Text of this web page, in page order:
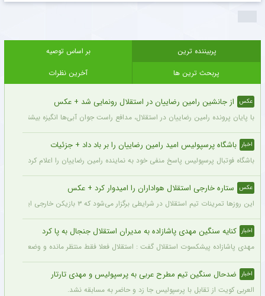
پربیننده ترین
بر اساس توصیه
پربحث ترین ها
آخرین نظرات
عکس از جانشین رامین رضاییان در استقلال رونمایی شد + عکس
با پایان پرونده رامین رضاییان در استقلال، مدافع راست جوان آبی‌ها انگیزه بیشتری
اخبار باشگاه پرسپولیس امید رامین رضاییان را بر باد داد + جزئیات
باشگاه فوتبال پرسپولیس پاسخ منفی خود به نماینده رامین رضاییان را اعلام کرد.
عکس ستاره خارجی استقلال هواداران را امیدوار کرد + عکس
این روزها تمرینات تیم استقلال در شرایطی برگزار می‌شود که ۳ بازیکن خارجی این تیم با قدرت در کنار دیگر بازیکنان داخلی استقلال مشغول تمرین کردن هستند.
اخبار کنایه سنگین مهدی پاشازاده به مدیران استقلال جنجال به پا کرد
مهدی پاشازاده پیشکسوت استقلال گفت : استقلال فعلا فقط منتظر مانده و وضعیت
اخبار ضدحال سنگین تیم مطرح عربی به پرسپولیس و مهدی تارتار
العربی کویت از تقابل با پرسپولیس جا زد و حاضر به مسابقه نشد.